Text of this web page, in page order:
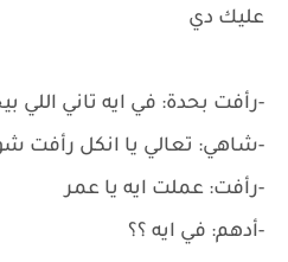
عليك دي
-رأفت بحدة: في ايه تاني اللي
-شاهي: تعالي يا انكل رأفت
-رأفت: عملت ايه يا عمر
-أدهم: في ايه ؟؟